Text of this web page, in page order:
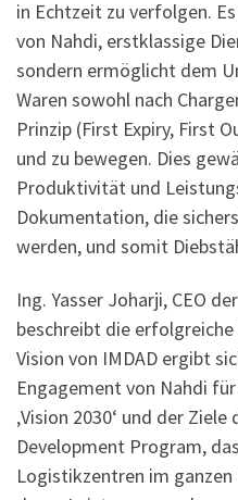
in Echtzeit zu verfolgen.
von Nahdi, erstklassige
sondern ermöglicht dem
Waren sowohl nach
Prinzip (First Expiry, First
und zu bewegen. Dies
Produktivität und
Dokumentation, die
werden, und somit
Ing. Yasser Joharji, CEO
beschreibt die
Vision von IMDAD ergibt
Engagement von Nahdi
‚Vision 2030‘ und der
Development Program,
Logistikzentren im ganzen